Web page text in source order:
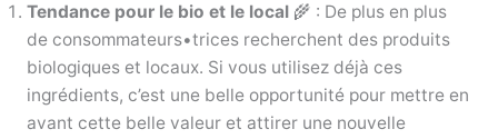
Tendance pour le bio et le local🌾 : De plus en plus
de consommateurs•trices recherchent des produits
biologiques et locaux. Si vous utilisez déjà ces
ingrédients, c’est une belle opportunité pour mettre en
avant cette belle valeur et attirer une nouvelle